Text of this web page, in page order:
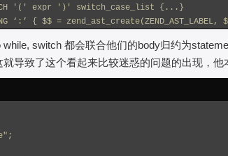
'(' expr ')' switch_case_list {...}
‘:’ { $$ = zend_ast_create(ZEND_AST_LABEL,
switch 都会联合他们的body归约为
导致了这个看起来比较迷惑的问题的出现，他